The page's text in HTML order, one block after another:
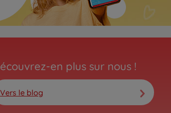
en plus sur nous !
Vers le blog